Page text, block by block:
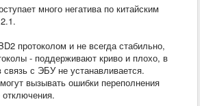
много негатива по китайским
протоколом и не всегда стабильно,
- поддерживают криво и плохо, в
с ЭБУ не устанавливается.
вызывать ошибки переполнения